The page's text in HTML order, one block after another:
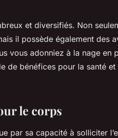
leet diversifiés. Non
il possède également des
vous adonniez à la nage en
de bénéfices pour la santé
le corps
par sa capacité à solliciter